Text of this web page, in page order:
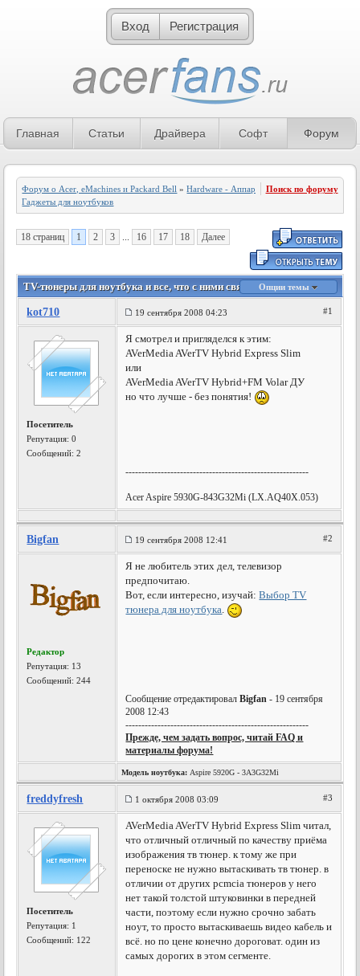
Вход Регистрация
Главная Статьи Драйвера Софт Форум
Форум о Acer, eMachines и Packard Bell »Hardware - Аппаратное обеспечение»
Гаджеты для ноутбуков
Поиск по форуму
18 страниц 1 2 3 ... 16 17 18 Далее
TV-тюнеры для ноутбука и все, что с ними связаноОпции темы
kot710 19 сентября 2008 04:23 #1
Посетитель
Репутация:0
Сообщений: 2
Я смотрел и пригляделся к этим:
AVerMedia AVerTV Hybrid Express Slim
или
AVerMedia AVerTV Hybrid+FM Volar ДУ
но что лучше - без понятия!
---------------------------------------------------------
Acer Aspire 5930G-843G32Mi (LX.AQ40X.053)
Bigfan 19 сентября 2008 12:41 #2
Редактор
Репутация: 13
Сообщений: 244
Я не любитель этих дел, телевизор
предпочитаю.
Вот, если интересно, изучай:Выбор TV
тюнера для ноутбука.
Сообщение отредактировалBigfan - 19 сентября
2008 12:43
---------------------------------------------------------
Прежде, чем задать вопрос, читай FAQ и
материалы форума!
Модель ноутбука: Aspire 5920G - 3A3G32Mi
freddyfresh 1 октября 2008 03:09 #3
Посетитель
Репутация: 1
Сообщений: 122
AVerMedia AVerTV Hybrid Express Slim читал,
что отличный отличный по качеству приёма
изображения тв тюнер. к тому же при
переноске не нужно вытаскивать тв тюнер. в
отличии от других pcmcia тюнеров у него
нет такой толстой штуковинки в передней
части, поэтому если нужно срочно забать
ноут, то просто вытаскиваешь видео кабель и
всё. но по цене конечно дороговат. один из
самых дорогих в этом сегменте.